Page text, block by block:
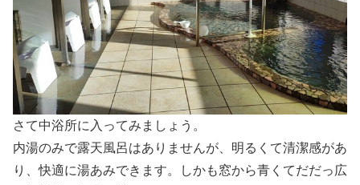
さて中浴所に入ってみましょう。
内湯のみで露天風呂はありませんが、明るくて清潔感があ
り、快適に湯あみできます。しかも窓から青くてだだっ広